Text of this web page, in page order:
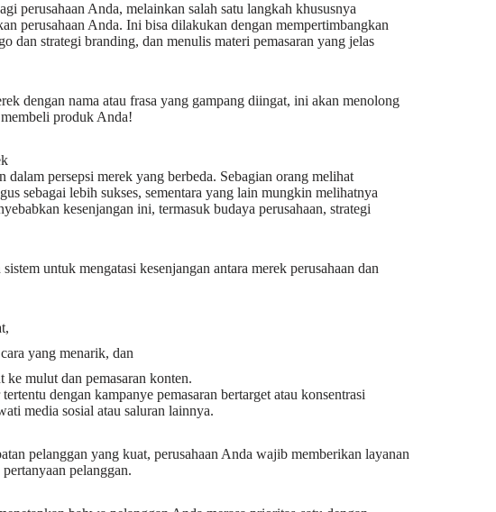
perusahaan Anda, melainkan salah satu langkah khususnya
perusahaan Anda. Ini bisa dilakukan dengan mempertimbangkan
dan strategi branding, dan menulis materi pemasaran yang jelas
dengan nama atau frasa yang gampang diingat, ini akan menolong
produk Anda!
persepsi merek yang berbeda. Sebagian orang melihat
sebagai lebih sukses, sementara yang lain mungkin melihatnya
kesenjangan ini, termasuk budaya perusahaan, strategi
untuk mengatasi kesenjangan antara merek perusahaan dan
yang menarik, dan
mulut dan pemasaran konten.
dengan kampanye pemasaran bertarget atau konsentrasi
media sosial atau saluran lainnya.
pelanggan yang kuat, perusahaan Anda wajib memberikan layanan
pelanggan.